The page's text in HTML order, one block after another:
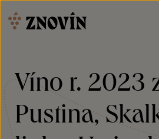
Víno r. 2023
Pustina,